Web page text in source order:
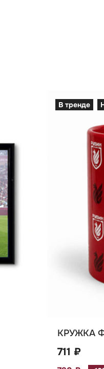
В тренде
КРУЖКА
711 ₽